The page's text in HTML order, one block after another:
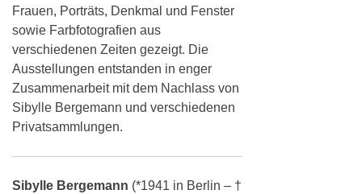
Frauen, Porträts, Denkmal und Fenster
sowie Farbfotografien aus
verschiedenen Zeiten gezeigt. Die
Ausstellungen entstanden in enger
Zusammenarbeit mit dem Nachlass von
Sibylle Bergemann und verschiedenen
Privatsammlungen.
Sibylle Bergemann (*1941 in Berlin – †